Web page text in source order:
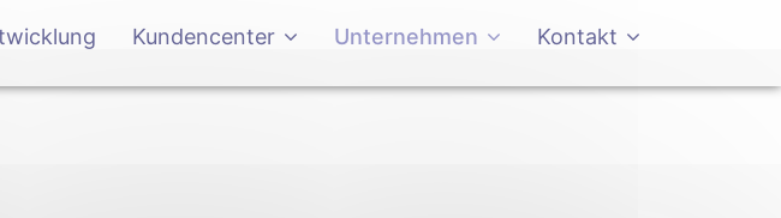
Kundencenter Unternehmen Kontakt